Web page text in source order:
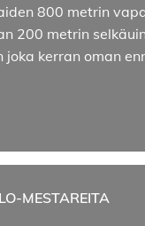
800 metrin
200 metrin
kerran oman
MESTAREITA